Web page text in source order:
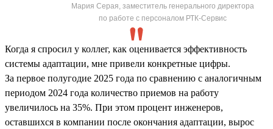
Мария Серая, заместитель генерального директора
по работе с персоналом РТК-Сервис
Когда я спросил у коллег, как оценивается эффективность
системы адаптации, мне привели конкретные цифры.
За первое полугодие 2025 года по сравнению с аналогичным
периодом 2024 года количество приемов на работу
увеличилось на 35%. При этом процент инженеров,
оставшихся в компании после окончания адаптации, вырос